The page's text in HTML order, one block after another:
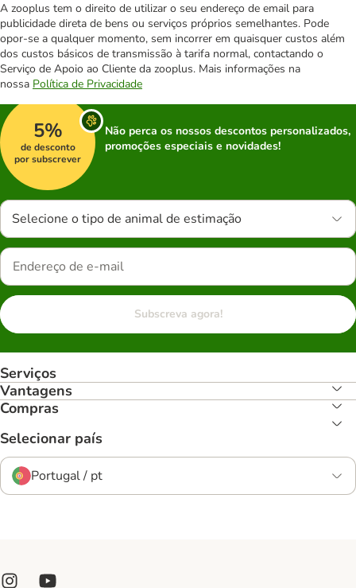
A zooplus tem o direito de utilizar o seu endereço de email para
publicidade direta de bens ou serviços próprios semelhantes. Pode
opor-se a qualquer momento, sem incorrer em quaisquer custos além
dos custos básicos de transmissão à tarifa normal, contactando o
Serviço de Apoio ao Cliente da zooplus. Mais informações na
nossa Política de Privacidade
5%
de desconto
por subscrever
Não perca os nossos descontos personalizados,
promoções especiais e novidades!
Selecione o tipo de animal de estimação
Subscreva agora!
Serviços
Vantagens
Compras
Selecionar país
Portugal / pt